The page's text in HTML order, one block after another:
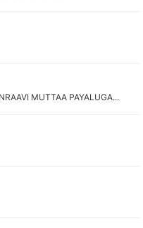
MUTTAA PAYALUGA...